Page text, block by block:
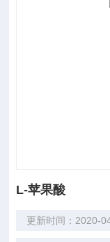
L-苹果酸
更新时间：2020-